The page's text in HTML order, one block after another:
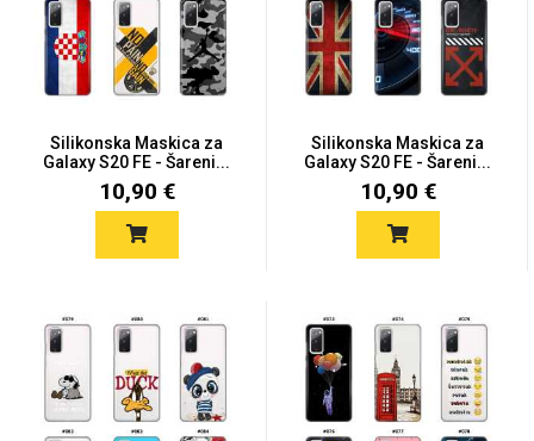
Silikonska Maskica za
Galaxy S20 FE - Šareni...
10,90 €
Silikonska Maskica za
Galaxy S20 FE - Šareni...
10,90 €